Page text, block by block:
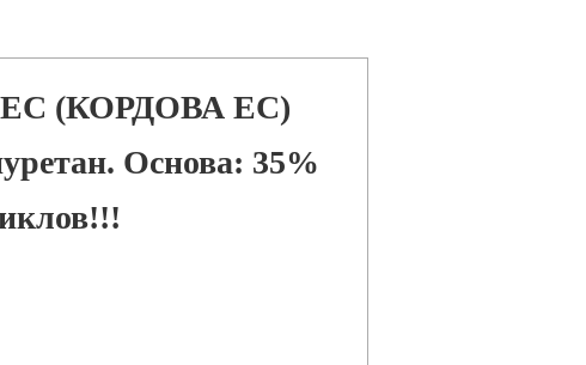
EC (КОРДОВА ЕС)
Основа: 35%